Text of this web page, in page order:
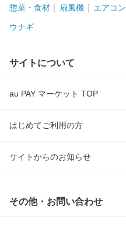
惣菜・食材 扇風機 エアコン
ウナギ
サイトについて
au PAY マーケット TOP
はじめてご利用の方
サイトからのお知らせ
その他・お問い合わせ